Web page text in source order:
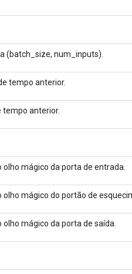
(batch_size, num_inputs).
tempo anterior.
tempo anterior.
mágico da porta de entrada.
mágico do portão de
mágico da porta de saída.